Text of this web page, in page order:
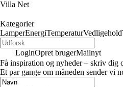
Villa Net
Kategorier
LamperEnergiTemperaturVedligehold
LoginOpret brugerMailnyt
Få inspiration og nyheder – skriv dig
Et par gange om måneden sender vi